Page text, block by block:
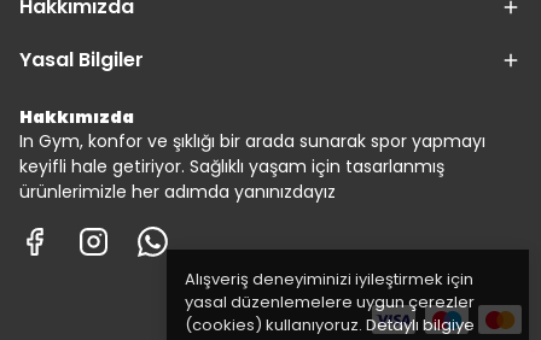
Alışveriş deneyiminizi iyileştirmek için
yasal düzenlemelere uygun çerezler
(cookies) kullanıyoruz. Detaylı bilgiye
Hakkımızda
Yasal Bilgiler
Hakkımızda
In Gym, konfor ve şıklığı bir arada sunarak spor yapmayı
keyifli hale getiriyor. Sağlıklı yaşam için tasarlanmış
ürünlerimizle her adımda yanınızdayız